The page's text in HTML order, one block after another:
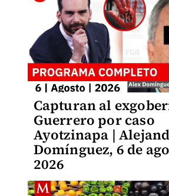
Capturan al
Guerrero por caso
Ayotzinapa |
Domínguez, 6 de
2026